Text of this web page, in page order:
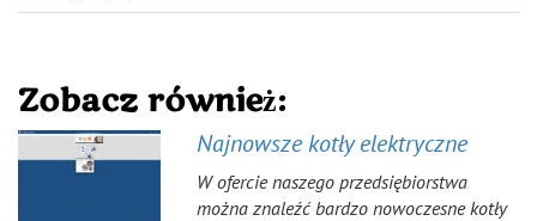
Zobacz również:
Najnowsze kotły elektryczne
W ofercie naszego przedsiębiorstwa
można znaleźć bardzo nowoczesne kotły